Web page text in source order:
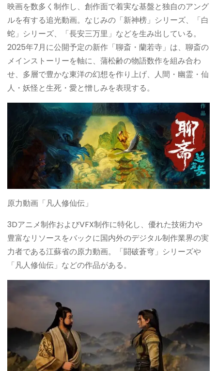
映画を数多く制作し、創作面で着実な基盤と独自のアング
ルを有する追光動画。なじみの「新神榜」シリーズ、「白
蛇」シリーズ、「長安三万里」などを生み出している。
2025年7月に公開予定の新作「聊斎・蘭若寺」は、聊斎の
メインストーリーを軸に、蒲松齢の物語数作を組み合わ
せ、多層で豊かな東洋の幻想を作り上げ、人間・幽霊・仙
人・妖怪と生死・愛と憎しみを表現する。
原力動画「凡人修仙伝」
3Dアニメ制作およびVFX制作に特化し、優れた技術力や
豊富なリソースをバックに国内外のデジタル制作業界の実
力者である江蘇省の原力動画。「闘破蒼穹」シリーズや
「凡人修仙伝」などの作品がある。